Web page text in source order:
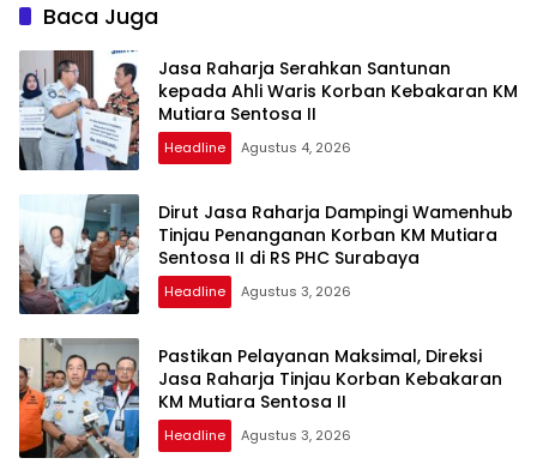
Baca Juga
Jasa Raharja Serahkan Santunan
kepada Ahli Waris Korban Kebakaran KM
Mutiara Sentosa II
Headline Agustus 4, 2026
Dirut Jasa Raharja Dampingi Wamenhub
Tinjau Penanganan Korban KM Mutiara
Sentosa II di RS PHC Surabaya
Headline Agustus 3, 2026
Pastikan Pelayanan Maksimal, Direksi
Jasa Raharja Tinjau Korban Kebakaran
KM Mutiara Sentosa II
Headline Agustus 3, 2026